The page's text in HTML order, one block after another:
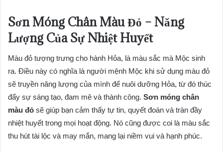
Sơn Móng Chân Màu Đỏ – Năng
Lượng Của Sự Nhiệt Huyết
Màu đỏ tượng trưng cho hành Hỏa, là màu sắc mà Mộc sinh
ra. Điều này có nghĩa là người mệnh Mộc khi sử dụng màu đỏ
sẽ truyền năng lượng của mình để nuôi dưỡng Hỏa, từ đó thúc
đẩy sự sáng tạo, đam mê và thành công. Sơn móng chân
màu đỏ sẽ giúp bạn cảm thấy tự tin, quyết đoán và tràn đầy
nhiệt huyết trong mọi hoạt động. Nó cũng được coi là màu sắc
thu hút tài lộc và may mắn, mang lại niềm vui và hạnh phúc.